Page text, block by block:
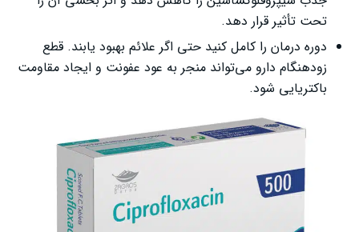
تحت تأثیر قرار دهد.
دوره درمان را کامل کنید حتی اگر علائم بهبود یابند. قطع
زودهنگام دارو می‌تواند منجر به عود عفونت و ایجاد مقاومت
باکتریایی شود.